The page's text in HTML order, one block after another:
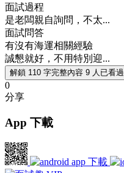
面試過程
是老闆親自詢問，不太...
面試問答
有沒有海運相關經驗
誠懇就好，不用特別迎...
解鎖 110 字完整內容 9 人已看過
0
分享
App 下載